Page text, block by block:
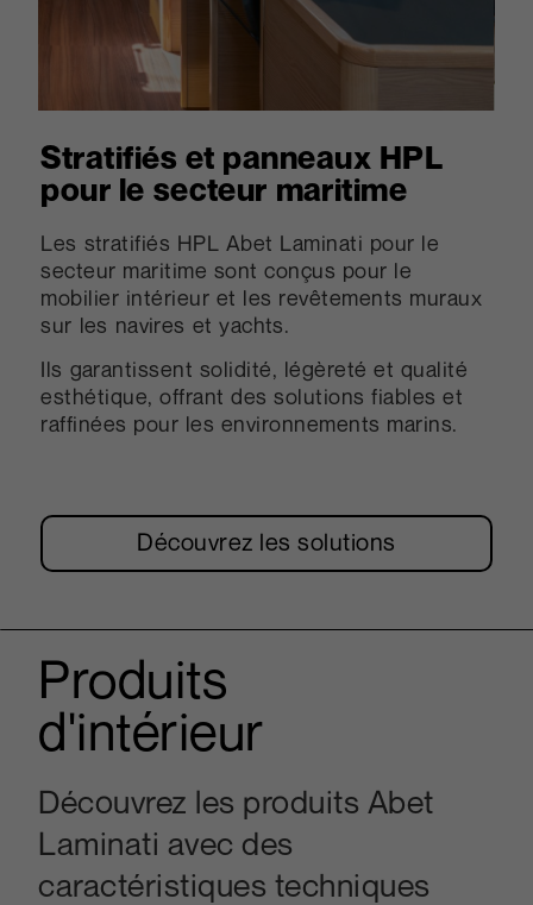
Stratifiés et panneaux HPL
pour le secteur maritime
Les stratifiés HPL Abet Laminati pour le
secteur maritime sont conçus pour le
mobilier intérieur et les revêtements muraux
sur les navires et yachts.
Ils garantissent solidité, légèreté et qualité
esthétique, offrant des solutions fiables et
raffinées pour les environnements marins.
Découvrez les solutions
Produits
d'intérieur
Découvrez les produits Abet
Laminati avec des
caractéristiques techniques